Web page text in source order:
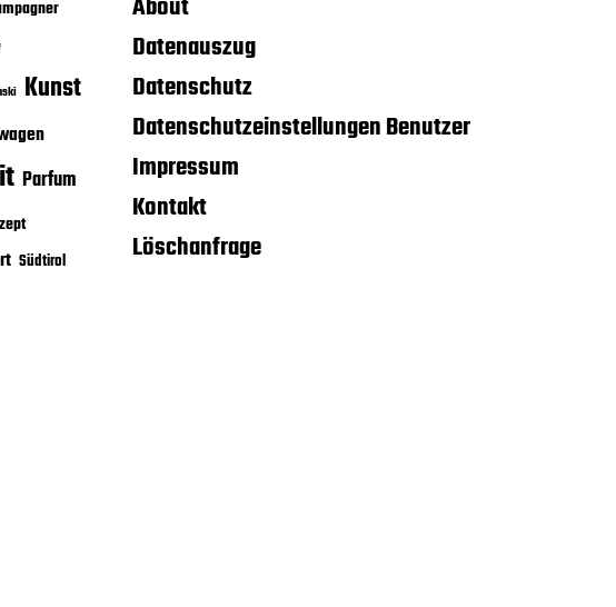
Kunst
Parfum
Südtirol
Datenauszug
Datenschutz
Datenschutzeinstellungen Benutzer
Impressum
Kontakt
Löschanfrage